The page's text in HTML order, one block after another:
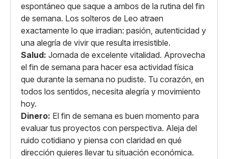
espontáneo que saque a ambos de la rutina del fin
de semana. Los solteros de Leo atraen
exactamente lo que irradian: pasión, autenticidad y
una alegría de vivir que resulta irresistible.
Salud: Jornada de excelente vitalidad. Aprovecha
el fin de semana para hacer esa actividad física
que durante la semana no pudiste. Tu corazón, en
todos los sentidos, necesita alegría y movimiento
hoy.
Dinero: El fin de semana es buen momento para
evaluar tus proyectos con perspectiva. Aleja del
ruido cotidiano y piensa con claridad en qué
dirección quieres llevar tu situación económica.